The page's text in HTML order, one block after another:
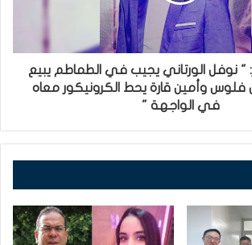
" نوفل الورتاني يجيب في الطماطم يبيع
فلوس وأمين قارة يحط الكرونيكور معاه
في الواجهة "